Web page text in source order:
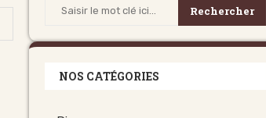
Rechercher
NOS CATÉGORIES